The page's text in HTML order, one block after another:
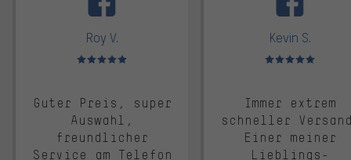
Roy V.
Bewertungen: 5 von 5
Guter Preis, super
Auswahl,
freundlicher
Service am Telefon
Kevin S.
Bewertungen: 5 von 5
Immer extrem
schneller
Einer meiner
Lieblings-